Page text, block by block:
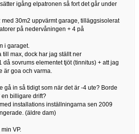
igång elpatronen så fort det går under
30m2 uppvärmt garage, tilläggsisolerat
på nedervåningen + 4 på
i garaget.
max, dock har jag ställt ner
sovrums elementet tjöt (tinnitus) + att jag
är goa och varma.
gå in så tidigt som när det är -4 ute? Borde
en billigare drift?
installations inställningarna sen 2009
(äldre dam)
VP.